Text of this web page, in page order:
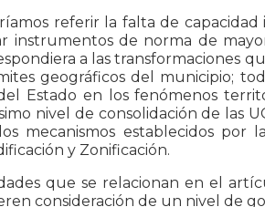
referir la falta de
instrumentos de norma de
a las transformaciones
geográficos del municipio;
Estado en los fenómenos
nivel de consolidación de las
mecanismos establecidos por
y Zonificación.
que se relacionan en el
consideración de un nivel de